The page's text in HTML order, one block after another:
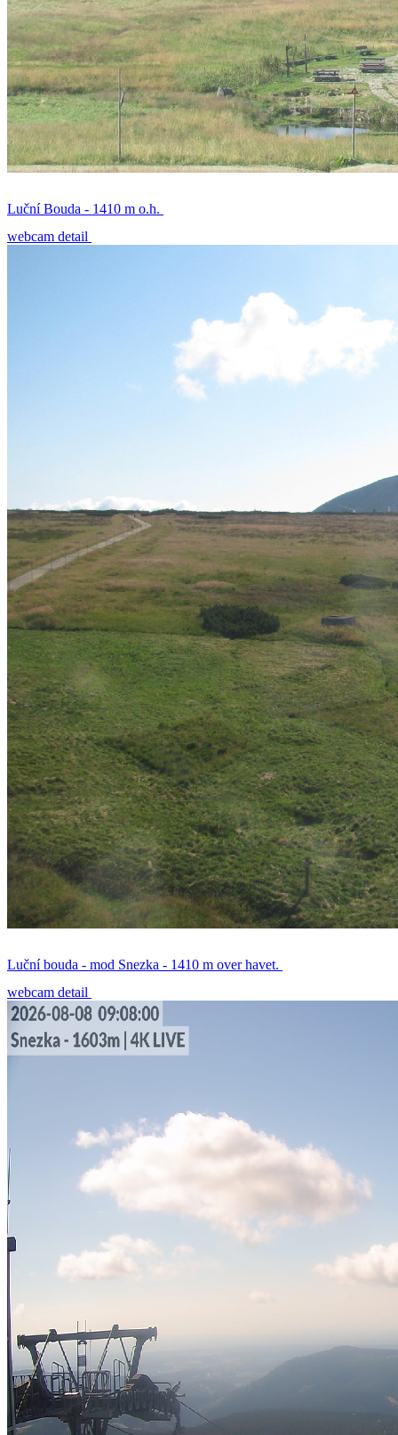
Luční Bouda - 1410 m o.h.
webcam detail
Luční bouda - mod Snezka - 1410 m over havet.
webcam detail